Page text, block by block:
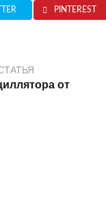
PINTEREST
от